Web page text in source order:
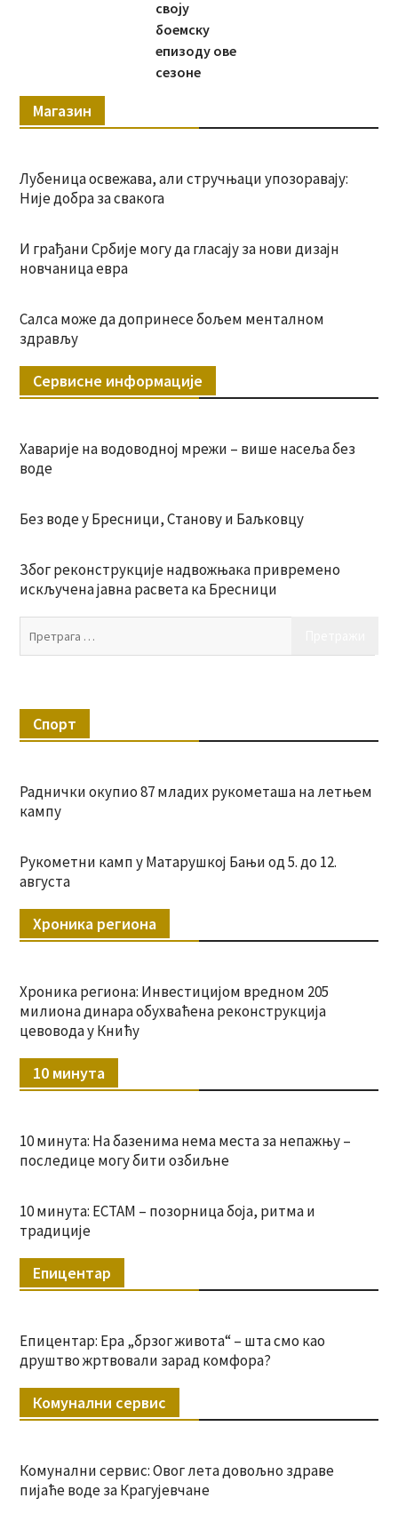
своју
боемску
епизоду ове
сезоне
Магазин
Лубеница освежава, али стручњаци упозоравају:
Није добра за свакога
И грађани Србије могу да гласају за нови дизајн
новчаница евра
Салса може да допринесе бољем менталном
здрављу
Сервисне информације
Хаварије на водоводној мрежи – више насеља без
воде
Без воде у Бресници, Станову и Баљковцу
Због реконструкције надвожњака привремено
искључена јавна расвета ка Бресници
Спорт
Раднички окупио 87 младих рукометаша на летњем
кампу
Рукометни камп у Матарушкој Бањи од 5. до 12.
августа
Хроника региона
Хроника региона: Инвестицијом вредном 205
милиона динара обухваћена реконструкција
цевовода у Книћу
10 минута
10 минута: На базенима нема места за непажњу –
последице могу бити озбиљне
10 минута: ЕСТАМ – позорница боја, ритма и
традиције
Епицентар
Епицентар: Ера „брзог живота“ – шта смо као
друштво жртвовали зарад комфора?
Комунални сервис
Комунални сервис: Овог лета довољно здраве
пијаће воде за Крагујевчане